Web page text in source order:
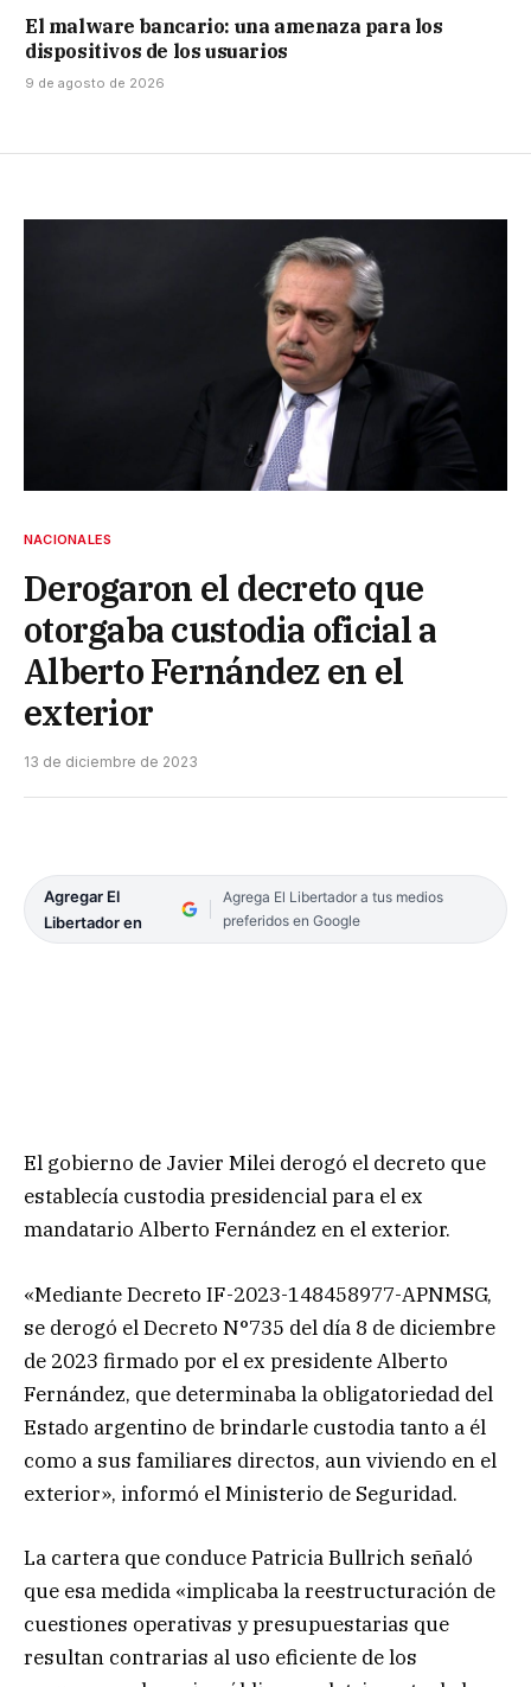
El malware bancario: una amenaza para los
dispositivos de los usuarios
9 de agosto de 2026
NACIONALES
Derogaron el decreto que
otorgaba custodia oficial a
Alberto Fernández en el
exterior
13 de diciembre de 2023
Agregar El
Libertador en
Agrega El Libertador a tus medios
preferidos en Google
El gobierno de Javier Milei derogó el decreto que
establecía custodia presidencial para el ex
mandatario Alberto Fernández en el exterior.
«Mediante Decreto IF-2023-148458977-APNMSG,
se derogó el Decreto N°735 del día 8 de diciembre
de 2023 firmado por el ex presidente Alberto
Fernández, que determinaba la obligatoriedad del
Estado argentino de brindarle custodia tanto a él
como a sus familiares directos, aun viviendo en el
exterior», informó el Ministerio de Seguridad.
La cartera que conduce Patricia Bullrich señaló
que esa medida «implicaba la reestructuración de
cuestiones operativas y presupuestarias que
resultan contrarias al uso eficiente de los